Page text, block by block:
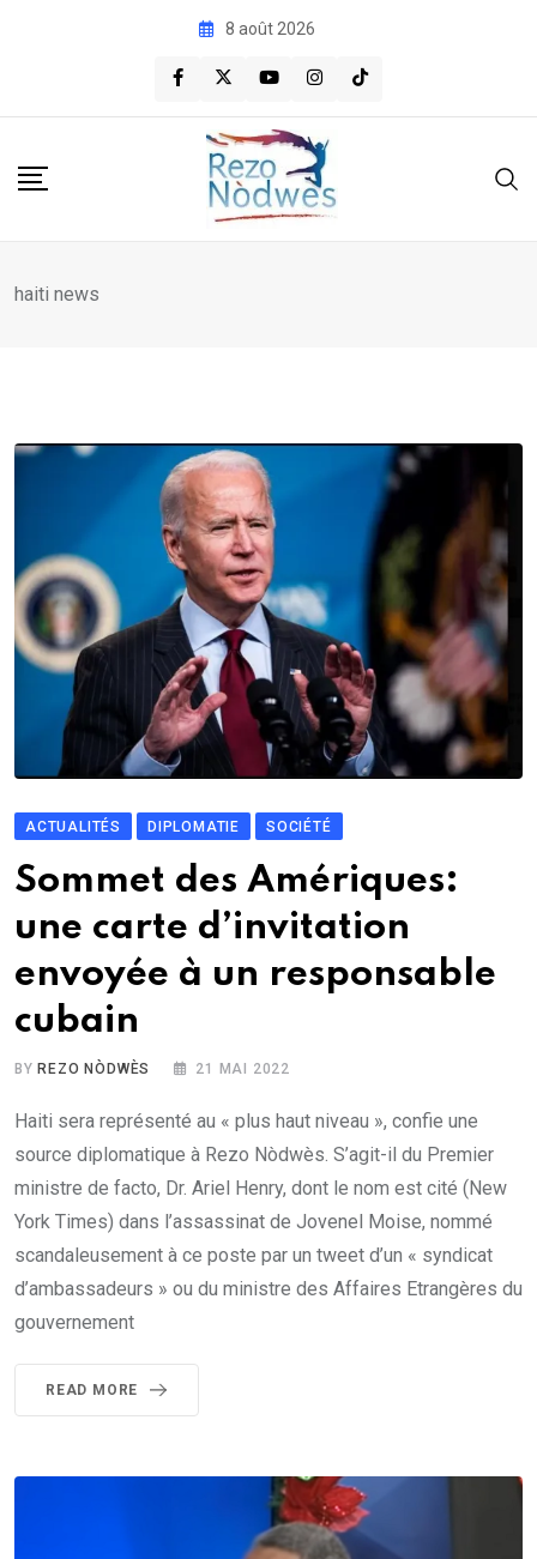
8 août 2026
haiti news
ACTUALITÉS DIPLOMATIE SOCIÉTÉ
Sommet des Amériques:
une carte d’invitation
envoyée à un responsable
cubain
BY REZO NÒDWÈS 21 MAI 2022
Haiti sera représenté au « plus haut niveau », confie une
source diplomatique à Rezo Nòdwès. S’agit-il du Premier
ministre de facto, Dr. Ariel Henry, dont le nom est cité (New
York Times) dans l’assassinat de Jovenel Moise, nommé
scandaleusement à ce poste par un tweet d’un « syndicat
d’ambassadeurs » ou du ministre des Affaires Etrangères du
gouvernement
READ MORE